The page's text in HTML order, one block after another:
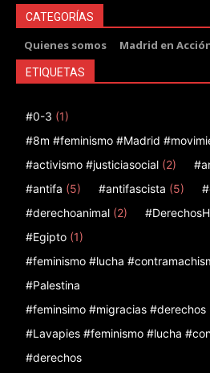
CATEGORÍAS
Quienes somos Madrid en
ETIQUETAS
#0-3 (1)
#8m #feminismo #Madrid
#activismo #justiciasocial (2)
#antifa (5) #antifascista (5)
#derechoanimal (2)
#Egipto (1)
#feminismo #lucha
#Palestina
#feminsimo #migracias #derechos
#Lavapies #feminismo #lucha
#derechos